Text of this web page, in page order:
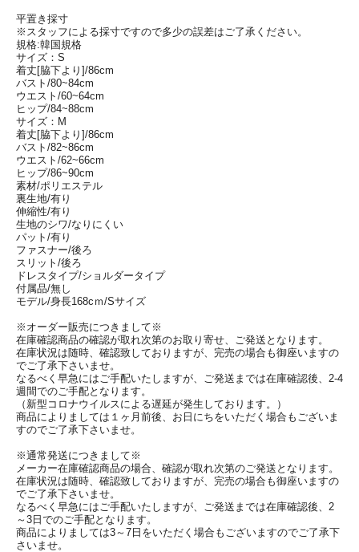
平置き採寸
※スタッフによる採寸ですので多少の誤差はご了承ください。
規格:韓国規格
サイズ：S
着丈[脇下より]/86cm
バスト/80~84cm
ウエスト/60~64cm
ヒップ/84~88cm
サイズ：M
着丈[脇下より]/86cm
バスト/82~86cm
ウエスト/62~66cm
ヒップ/86~90cm
素材/ポリエステル
裏生地/有り
伸縮性/有り
生地のシワ/なりにくい
パット/有り
ファスナー/後ろ
スリット/後ろ
ドレスタイプ/ショルダータイプ
付属品/無し
モデル/身長168cｍ/Sサイズ
※オーダー販売につきまして※
在庫確認商品の確認が取れ次第のお取り寄せ、ご発送となります。
在庫状況は随時、確認致しておりますが、完売の場合も御座いますの
でご了承下さいませ。
なるべく早急にはご手配いたしますが、ご発送までは在庫確認後、2-4
週間でのご手配となります。
（新型コロナウイルスによる遅延が発生しております。）
商品によりましては１ヶ月前後、お日にちをいただく場合もございま
すのでご了承下さいませ。
※通常発送につきまして※
メーカー在庫確認商品の場合、確認が取れ次第のご発送となります。
在庫状況は随時、確認致しておりますが、完売の場合も御座いますの
でご了承下さいませ。
なるべく早急にはご手配いたしますが、ご発送までは在庫確認後、2
～3日でのご手配となります。
商品によりましては3～7日をいただく場合もございますのでご了承下
さいませ。